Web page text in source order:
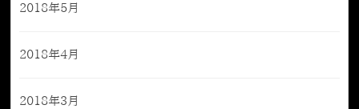
2018年5月
2018年4月
2018年3月